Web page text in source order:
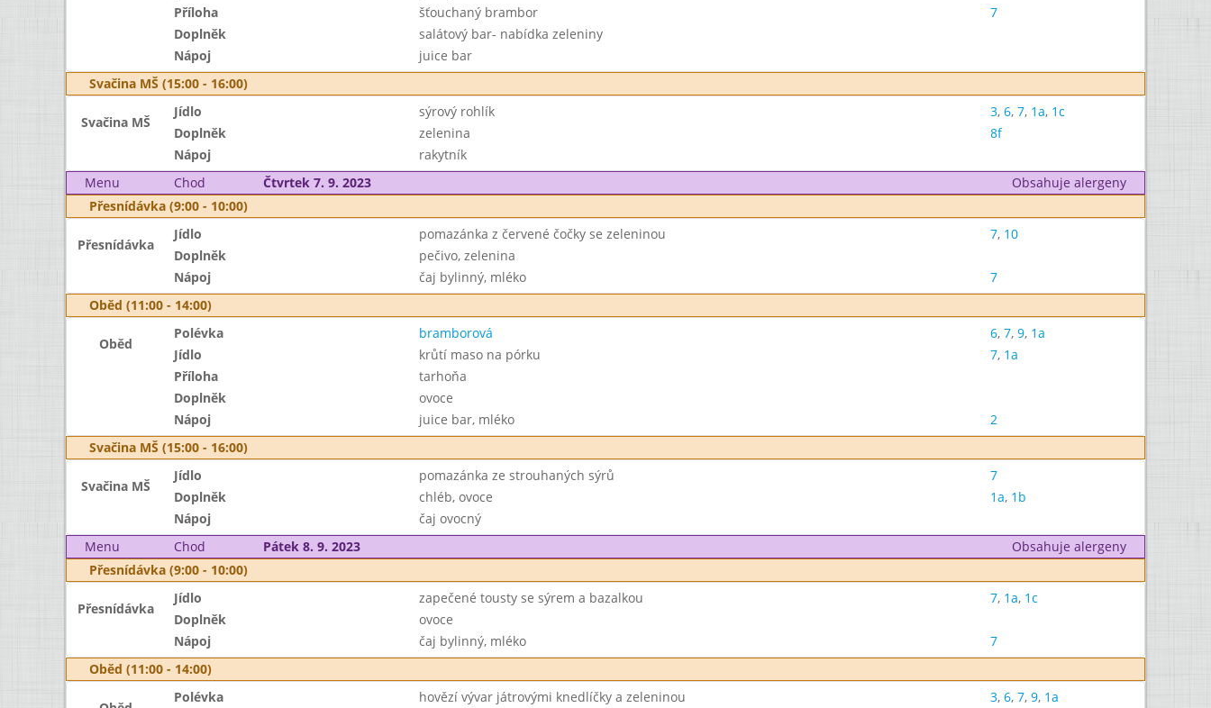
Příloha
šťouchaný brambor
7
Doplněk
salátový bar- nabídka zeleniny
Nápoj
juice bar
Svačina MŠ (15:00 - 16:00)
Svačina MŠ
Jídlo sýrový rohlík 3, 6, 7, 1a, 1c
Doplněk
zelenina
8f
Nápoj
rakytník
Menu
Chod Čtvrtek 7. 9. 2023
Obsahuje alergeny
Přesnídávka (9:00 - 10:00)
Přesnídávka
Jídlo pomazánka z červené čočky se zeleninou 7, 10
Doplněk
pečivo, zelenina
Nápoj
čaj bylinný, mléko
7
Oběd (11:00 - 14:00)
Oběd
Polévka bramborová 6, 7, 9, 1a
Jídlo
krůtí maso na pórku 7, 1a
Příloha
tarhoňa
Doplněk
ovoce
Nápoj
juice bar, mléko
2
Svačina MŠ (15:00 - 16:00)
Svačina MŠ
Jídlo pomazánka ze strouhaných sýrů
7
Doplněk
chléb, ovoce 1a, 1b
Nápoj
čaj ovocný
Menu
Chod Pátek 8. 9. 2023
Obsahuje alergeny
Přesnídávka (9:00 - 10:00)
Přesnídávka
Jídlo zapečené tousty se sýrem a bazalkou 7, 1a, 1c
Doplněk
ovoce
Nápoj
čaj bylinný, mléko
7
Oběd (11:00 - 14:00)
Polévka hovězí vývar játrovými knedlíčky a zeleninou 3, 6, 7, 9, 1a